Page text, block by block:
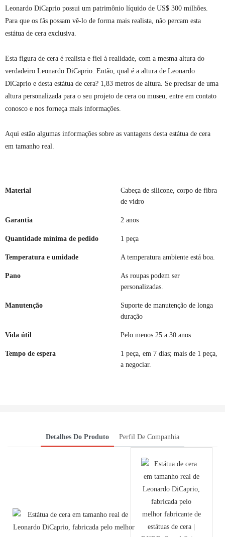
Leonardo DiCaprio possui um patrimônio líquido de US$ 300 milhões.
Para que os fãs possam vê-lo de forma mais realista, não percam esta
estátua de cera exclusiva.
Esta figura de cera é realista e fiel à realidade, com a mesma altura do
verdadeiro Leonardo DiCaprio. Então, qual é a altura de Leonardo
DiCaprio e desta estátua de cera? 1,83 metros de altura. Se precisar de uma
altura personalizada para o seu projeto de cera ou museu, entre em contato
conosco e nos forneça mais informações.
Aqui estão algumas informações sobre as vantagens desta estátua de cera
em tamanho real.
Material
Cabeça de silicone, corpo de fibra
de vidro
Garantia 2 anos
Quantidade mínima de pedido 1 peça
Temperatura e umidade A temperatura ambiente está boa.
Pano
As roupas podem ser
personalizadas.
Manutenção
Suporte de manutenção de longa
duração
Vida útil Pelo menos 25 a 30 anos
Tempo de espera
1 peça, em 7 dias; mais de 1 peça,
a negociar.
Detalhes Do Produto Perfil De Companhia